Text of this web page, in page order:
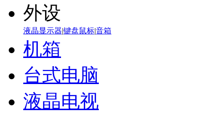
外设
液晶显示器|键盘鼠标|音箱
机箱
台式电脑
液晶电视